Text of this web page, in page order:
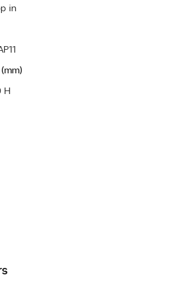
in
H